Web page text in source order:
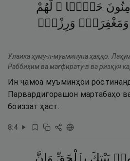
حَقًّۭا ۚ لَّهُمْ
وَمَغْفِرَةٌۭ وَرِزْقٌۭ
Улаика ҳуму-л-муъминуна ҳаққо.
Раббиҳим ва мағфирату-в ва ризқун
Ин ҷамоа муъминҳои
Парвардигорашон мартабаҳо
боиззат ҳаст.
8:4
بَيْتِكَ بِٱلْحَقِّ وَإِنَّ